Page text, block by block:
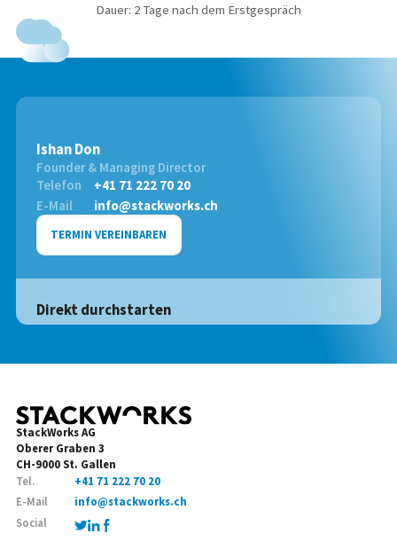
Dauer: 2 Tage nach dem Erstgespräch
Ishan Don
Founder & Managing Director
Telefon
+41 71 222 70 20
E-Mail
info@stackworks.ch
TERMIN VEREINBAREN
Direkt durchstarten
StackWorks AG
Oberer Graben 3
CH-9000 St. Gallen
Tel.
+41 71 222 70 20
E-Mail
info@stackworks.ch
Social